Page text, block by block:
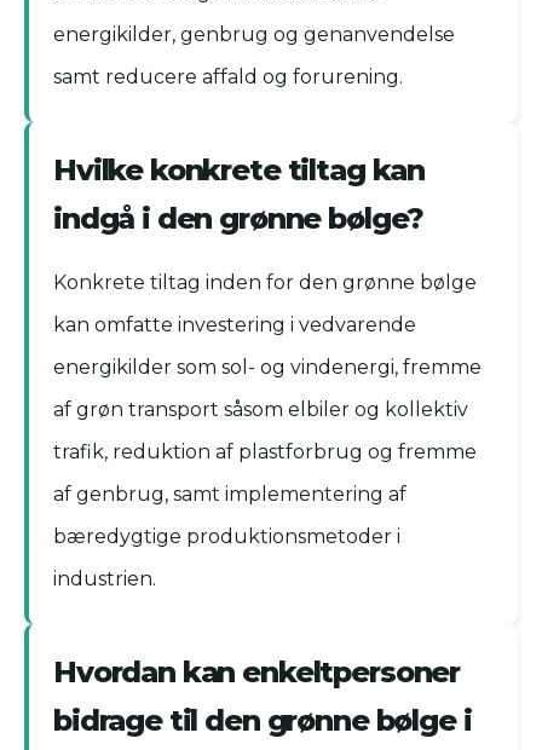
energikilder, genbrug og genanvendelse
samt reducere affald og forurening.
Hvilke konkrete tiltag kan
indgå i den grønne bølge?
Konkrete tiltag inden for den grønne bølge
kan omfatte investering i vedvarende
energikilder som sol- og vindenergi, fremme
af grøn transport såsom elbiler og kollektiv
trafik, reduktion af plastforbrug og fremme
af genbrug, samt implementering af
bæredygtige produktionsmetoder i
industrien.
Hvordan kan enkeltpersoner
bidrage til den grønne bølge i